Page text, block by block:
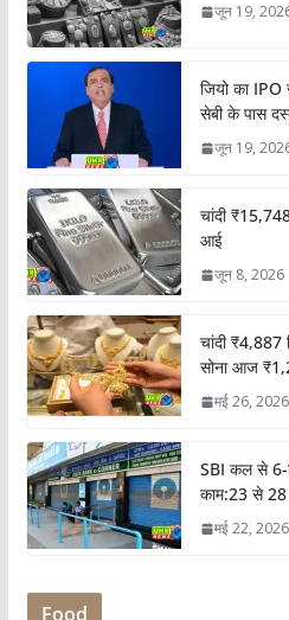
जून 19,
जियो का IPO
सेबी के पास
जून 19,
चांदी
आई
जून 8, 2026
चांदी
सोना आज
मई 26, 2026
SBI कल से 6-
काम:23 से 28
मई 22, 2026
Food